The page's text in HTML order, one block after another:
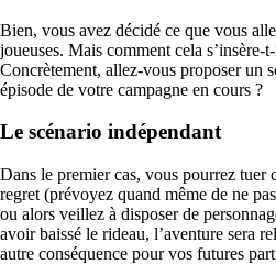
Bien, vous avez décidé ce que vous
joueuses. Mais comment cela s’insère-
Concrètement, allez-vous proposer un
épisode de votre campagne en cours ?
Le scénario indépendant
Dans le premier cas, vous pourrez tuer
regret (prévoyez quand même de ne
ou alors veillez à disposer de
avoir baissé le rideau, l’aventure sera
autre conséquence pour vos futures